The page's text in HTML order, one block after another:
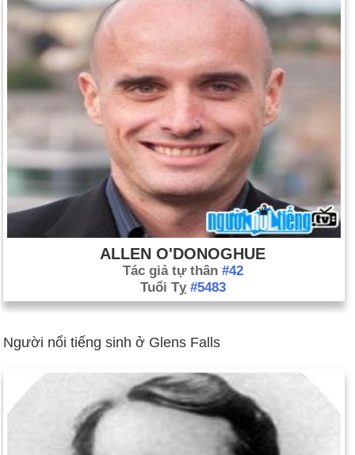
ALLEN O'DONOGHUE
Tác giả tự thân #42
Tuổi Tỵ #5483
Người nổi tiếng sinh ở Glens Falls